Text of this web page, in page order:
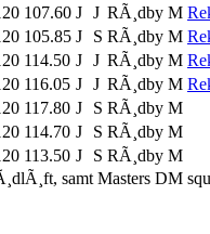
107.60 J J RÃ¸dby M
105.85 J S RÃ¸dby M
114.50 J J RÃ¸dby M
116.05 J J RÃ¸dby M
117.80 J S RÃ¸dby M
114.70 J S RÃ¸dby M
113.50 J S RÃ¸dby M
samt Masters DM